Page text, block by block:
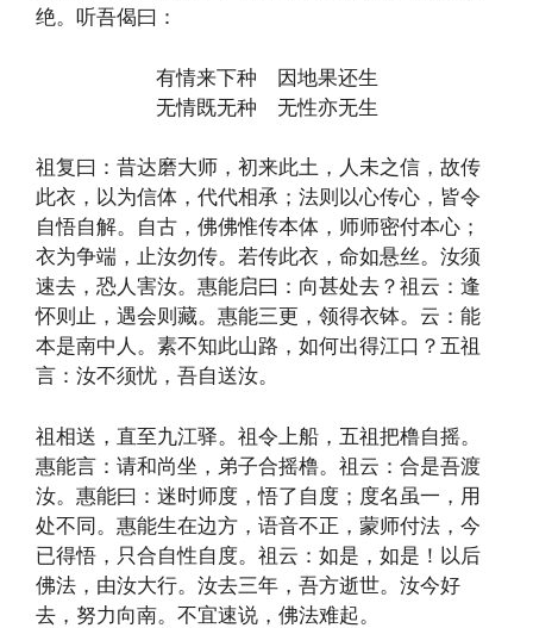
绝。听吾偈曰：
有情来下种 因地果还生
无情既无种 无性亦无生
祖复曰：昔达磨大师，初来此土，人未之信，故传
此衣，以为信体，代代相承；法则以心传心，皆令
自悟自解。自古，佛佛惟传本体，师师密付本心；
衣为争端，止汝勿传。若传此衣，命如悬丝。汝须
速去，恐人害汝。惠能启曰：向甚处去？祖云：逢
怀则止，遇会则藏。惠能三更，领得衣钵。云：能
本是南中人。素不知此山路，如何出得江口？五祖
言：汝不须忧，吾自送汝。
祖相送，直至九江驿。祖令上船，五祖把橹自摇。
惠能言：请和尚坐，弟子合摇橹。祖云：合是吾渡
汝。惠能曰：迷时师度，悟了自度；度名虽一，用
处不同。惠能生在边方，语音不正，蒙师付法，今
已得悟，只合自性自度。祖云：如是，如是！以后
佛法，由汝大行。汝去三年，吾方逝世。汝今好
去，努力向南。不宜速说，佛法难起。